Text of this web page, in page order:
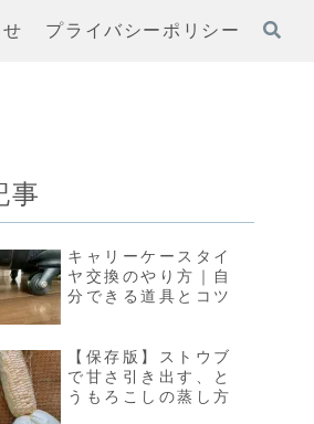
プライバシーポリシー
事
キャリーケースタイ
ヤ交換のやり方｜自
分できる道具とコツ
【保存版】ストウブ
で甘さ引き出す、と
うもろこしの蒸し方